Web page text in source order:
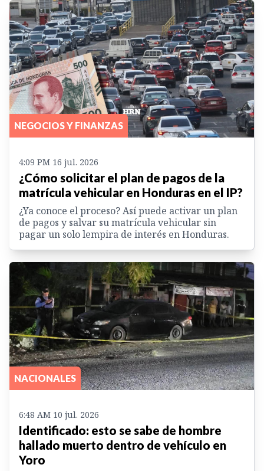
NEGOCIOS Y FINANZAS
4:09 PM 16 jul. 2026
¿Cómo solicitar el plan de pagos de la
matrícula vehicular en Honduras en el IP?
¿Ya conoce el proceso? Así puede activar un plan
de pagos y salvar su matrícula vehicular sin
pagar un solo lempira de interés en Honduras.
NACIONALES
6:48 AM 10 jul. 2026
Identificado: esto se sabe de hombre
hallado muerto dentro de vehículo en
Yoro